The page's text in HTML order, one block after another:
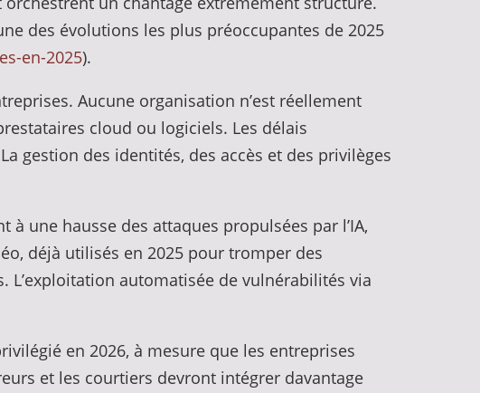
des évolutions les plus préoccupantes de 2025
en-2025).
Aucune organisation n’est réellement
cloud ou logiciels. Les délais
gestion des identités, des accès et des privilèges
à une hausse des attaques propulsées par l’IA,
déjà utilisés en 2025 pour tromper des
automatisée de vulnérabilités via
en 2026, à mesure que les entreprises
et les courtiers devront intégrer davantage